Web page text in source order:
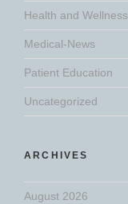
Health and Wellness
Medical-News
Patient Education
Uncategorized
ARCHIVES
August 2026